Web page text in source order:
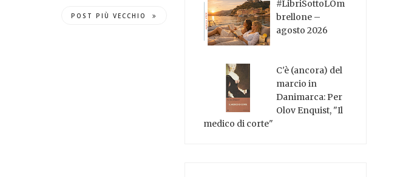
POST PIÙ VECCHIO
#LibriSottoLOm
brellone –
agosto 2026
C'è (ancora) del
marcio in
Danimarca: Per
Olov Enquist, "Il
medico di corte"